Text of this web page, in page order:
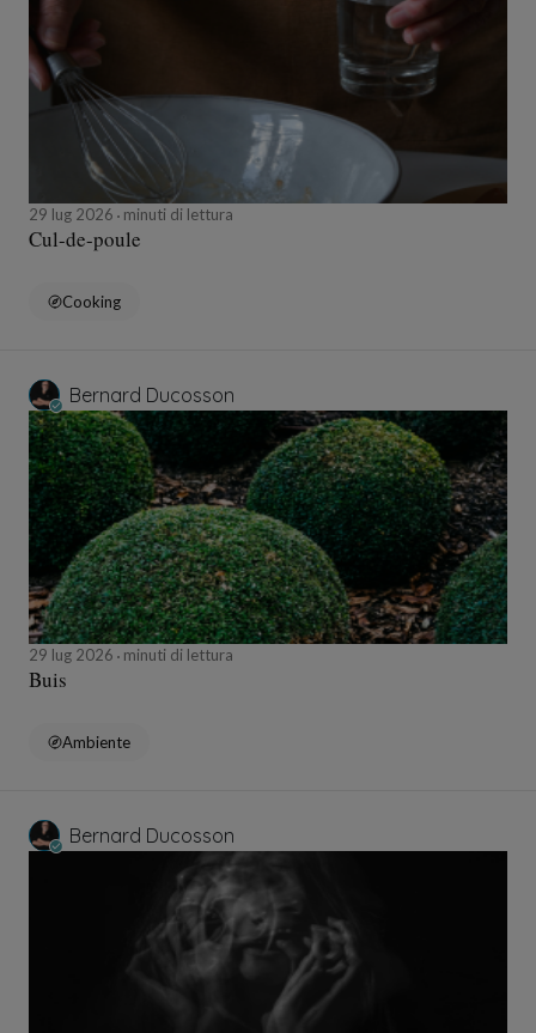
29 lug 2026 minuti di lettura
Cul-de-poule
Cooking
Bernard Ducosson
29 lug 2026 minuti di lettura
Buis
Ambiente
Bernard Ducosson